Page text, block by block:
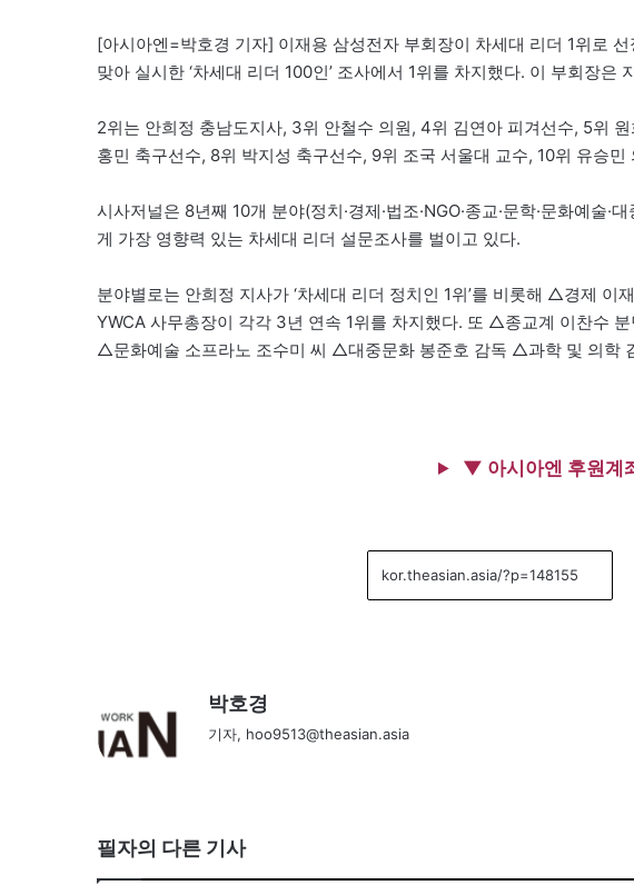
[아시아엔=박호경 기자] 이재용 삼성전자 부회장이 차세대 리더 1위로
맞아 실시한 ‘차세대 리더 100인’ 조사에서 1위를 차지했다. 이 부회장은
2위는 안희정 충남도지사, 3위 안철수 의원, 4위 김연아 피겨선수, 5위
홍민 축구선수, 8위 박지성 축구선수, 9위 조국 서울대 교수, 10위 유승
시사저널은 8년째 10개 분야(정치·경제·법조·NGO·종교·문학·문화예술·
게 가장 영향력 있는 차세대 리더 설문조사를 벌이고 있다.
분야별로는 안희정 지사가 ‘차세대 리더 정치인 1위’를 비롯해 △경제
YWCA 사무총장이 각각 3년 연속 1위를 차지했다. 또 △종교계 이찬수
△문화예술 소프라노 조수미 씨 △대중문화 봉준호 감독 △과학 및 의학
▼ 아시아엔 후원계
박호경
기자, hoo9513@theasian.asia
필자의 다른 기사